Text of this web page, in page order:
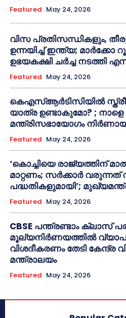
Featured May 24, 2026
വിസ പ്രതിസന്ധികളും,
ഉന്നയിച്ച് ഇന്ത്യ;
ഉഭയകക്ഷി ചർച്ച നടത്തി
Featured May 24, 2026
കെഎസ്ആർടിസിയിൽ
യാത്ര ഉണ്ടാകുമോ? ; നാളെ
മന്ത്രിസഭായോഗം
Featured May 24, 2026
‘കൊച്ചിയെ രാജ്യത്തിന്
മാറ്റണം; സർക്കാർ
പദ്ധതികളുമായി’;
Featured May 24, 2026
CBSE പന്ത്രണ്ടാം ക്ലാസ്
മൂല്യനിർണയത്തിൽ
വിശദീകരണം തേടി കേന്ദ്ര
മന്ത്രാലയം
Featured May 24, 2026